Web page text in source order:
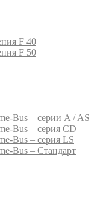
F 40
F 50
Bus – серии A / AS
Bus – серия CD
Bus – серия LS
Bus – Стандарт